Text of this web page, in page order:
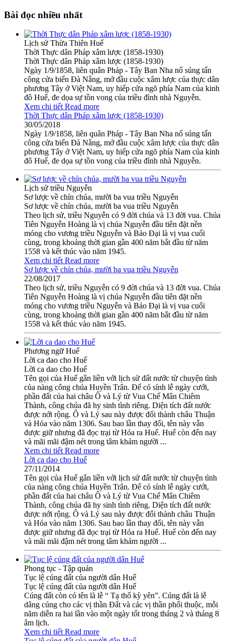
Bài đọc nhiều nhất
Lịch sử Thừa Thiên Huế
Thời Thực dân Pháp xâm lược (1858-1930)
Thời Thực dân Pháp xâm lược (1858-1930)
Ngày 1/9/1858, liên quân Pháp - Tây Ban Nha nổ súng tấn
công cửa biển Đà Nẵng, mở đầu cuộc xâm lược của thực dân
phương Tây ở Việt Nam, uy hiếp cửa ngõ phía Nam của kinh
đô Huế, đe dọa sự tồn vong của triều đình nhà Nguyễn.
Xem chi tiết Read more
Thời Thực dân Pháp xâm lược (1858-1930)
30/05/2018
Ngày 1/9/1858, liên quân Pháp - Tây Ban Nha nổ súng tấn
công cửa biển Đà Nẵng, mở đầu cuộc xâm lược của thực dân
phương Tây ở Việt Nam, uy hiếp cửa ngõ phía Nam của kinh
đô Huế, đe dọa sự tồn vong của triều đình nhà Nguyễn.
Lịch sử triều Nguyễn
Sơ lược về chín chúa, mười ba vua triều Nguyễn
Sơ lược về chín chúa, mười ba vua triều Nguyễn
Theo lịch sử, triều Nguyễn có 9 đời chúa và 13 đời vua. Chúa
Tiên Nguyễn Hoàng là vị chúa Nguyễn đầu tiên đặt nền
móng cho vương triều Nguyễn và Bảo Đại là vị vua cuối
cùng, trong khoảng thời gian gần 400 năm bắt đầu từ năm
1558 và kết thúc vào năm 1945.
Xem chi tiết Read more
Sơ lược về chín chúa, mười ba vua triều Nguyễn
22/08/2017
Theo lịch sử, triều Nguyễn có 9 đời chúa và 13 đời vua. Chúa
Tiên Nguyễn Hoàng là vị chúa Nguyễn đầu tiên đặt nền
móng cho vương triều Nguyễn và Bảo Đại là vị vua cuối
cùng, trong khoảng thời gian gần 400 năm bắt đầu từ năm
1558 và kết thúc vào năm 1945.
Phương ngữ Huế
Lời ca dao cho Huế
Lời ca dao cho Huế
Tên gọi của Huế gắn liền với lịch sử đất nước từ chuyện tình
của nàng công chúa Huyền Trân. Để có sính lễ ngày cưới,
phần đất của hai châu Ô và Lý từ Vua Chế Mân Chiêm
Thành, công chúa đã hy sinh tình riêng. Diện tích đất nước
được nới rộng. Ô và Lý sau này được đổi thành châu Thuận
và Hóa vào năm 1306. Sau bao lần thay đổi, tên này vẫn
được giữ nhưng đã đọc trại từ Hóa ra Huế. Huế còn đến nay
và mãi mãi đậm nét trong tâm khảm người ...
Xem chi tiết Read more
Lời ca dao cho Huế
27/11/2014
Tên gọi của Huế gắn liền với lịch sử đất nước từ chuyện tình
của nàng công chúa Huyền Trân. Để có sính lễ ngày cưới,
phần đất của hai châu Ô và Lý từ Vua Chế Mân Chiêm
Thành, công chúa đã hy sinh tình riêng. Diện tích đất nước
được nới rộng. Ô và Lý sau này được đổi thành châu Thuận
và Hóa vào năm 1306. Sau bao lần thay đổi, tên này vẫn
được giữ nhưng đã đọc trại từ Hóa ra Huế. Huế còn đến nay
và mãi mãi đậm nét trong tâm khảm người ...
Phong tục - Tập quán
Tục lệ cúng đất của người dân Huế
Tục lệ cúng đất của người dân Huế
Cúng đất còn có tên là lễ “ Tạ thổ kỳ yên”. Cúng đất là lễ
dâng cúng cho các vị thần Đất và các vị thần phối thuộc, mỗi
năm diễn ra hai lần vào một ngày tốt trong tháng 2 và tháng 8
âm lịch.
Xem chi tiết Read more